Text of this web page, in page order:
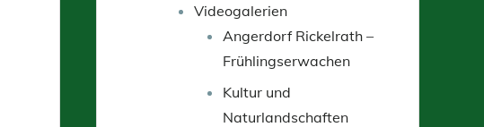
Videogalerien
Angerdorf Rickelrath –
Frühlingserwachen
Kultur und
Naturlandschaften